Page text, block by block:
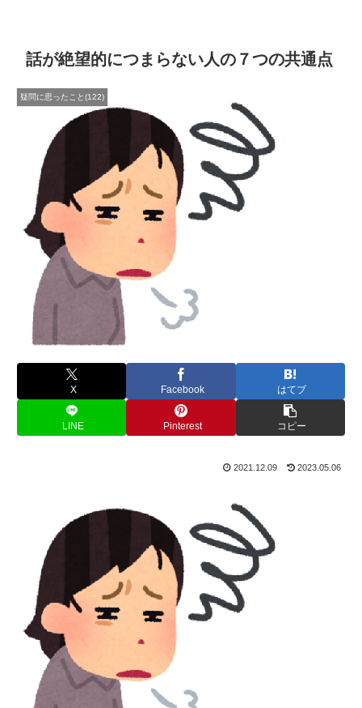
話が絶望的につまらない人の７つの共通点
疑問に思ったこと(122)
X Facebook はてブ
LINE Pinterest コピー
2021.12.09 2023.05.06